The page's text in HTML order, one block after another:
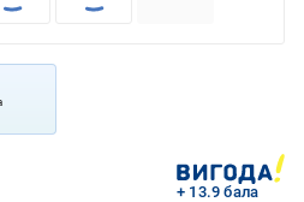
+ 13.9 бала